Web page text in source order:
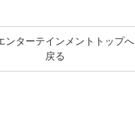
ンターテインメントトップへ
戻る